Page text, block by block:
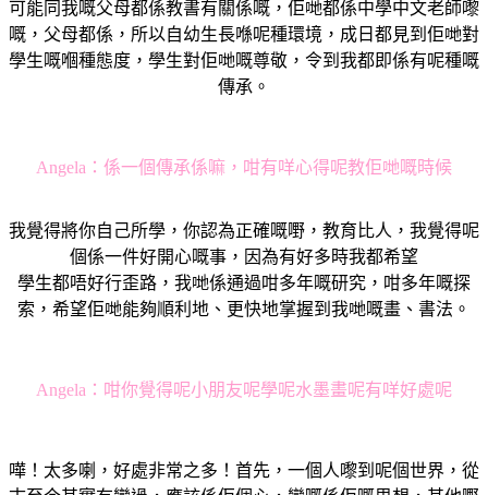
可能同我嘅父母都係教書有關係嘅，佢哋都係中學中文老師嚟
嘅，父母都係，所以自幼生長喺呢種環境，成日都見到佢哋對
學生嘅嗰種態度，學生對佢哋嘅尊敬，令到我都即係有呢種嘅
傳承。
Angela： 係一個傳承係嘛，咁有咩心得呢教佢哋嘅時候
我覺得將你自己所學，你認為正確嘅嘢，教育比人，我覺得呢
個係一件好開心嘅事，因為有好多時我都希望
學生都唔好行歪路，我哋係通過咁多年嘅研究，咁多年嘅探
索，希望佢哋能夠順利地、更快地掌握到我哋嘅畫、書法。
Angela： 咁你覺得呢小朋友呢學呢水墨畫呢有咩好處呢
嘩！太多喇，好處非常之多！首先，一個人嚟到呢個世界，從